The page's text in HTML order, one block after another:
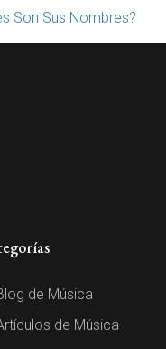
Son Sus Nombres?
de Música
de Música